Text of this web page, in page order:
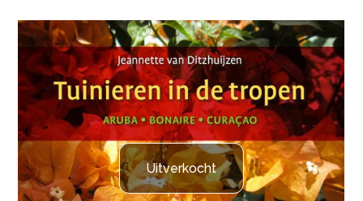
Uitverkocht